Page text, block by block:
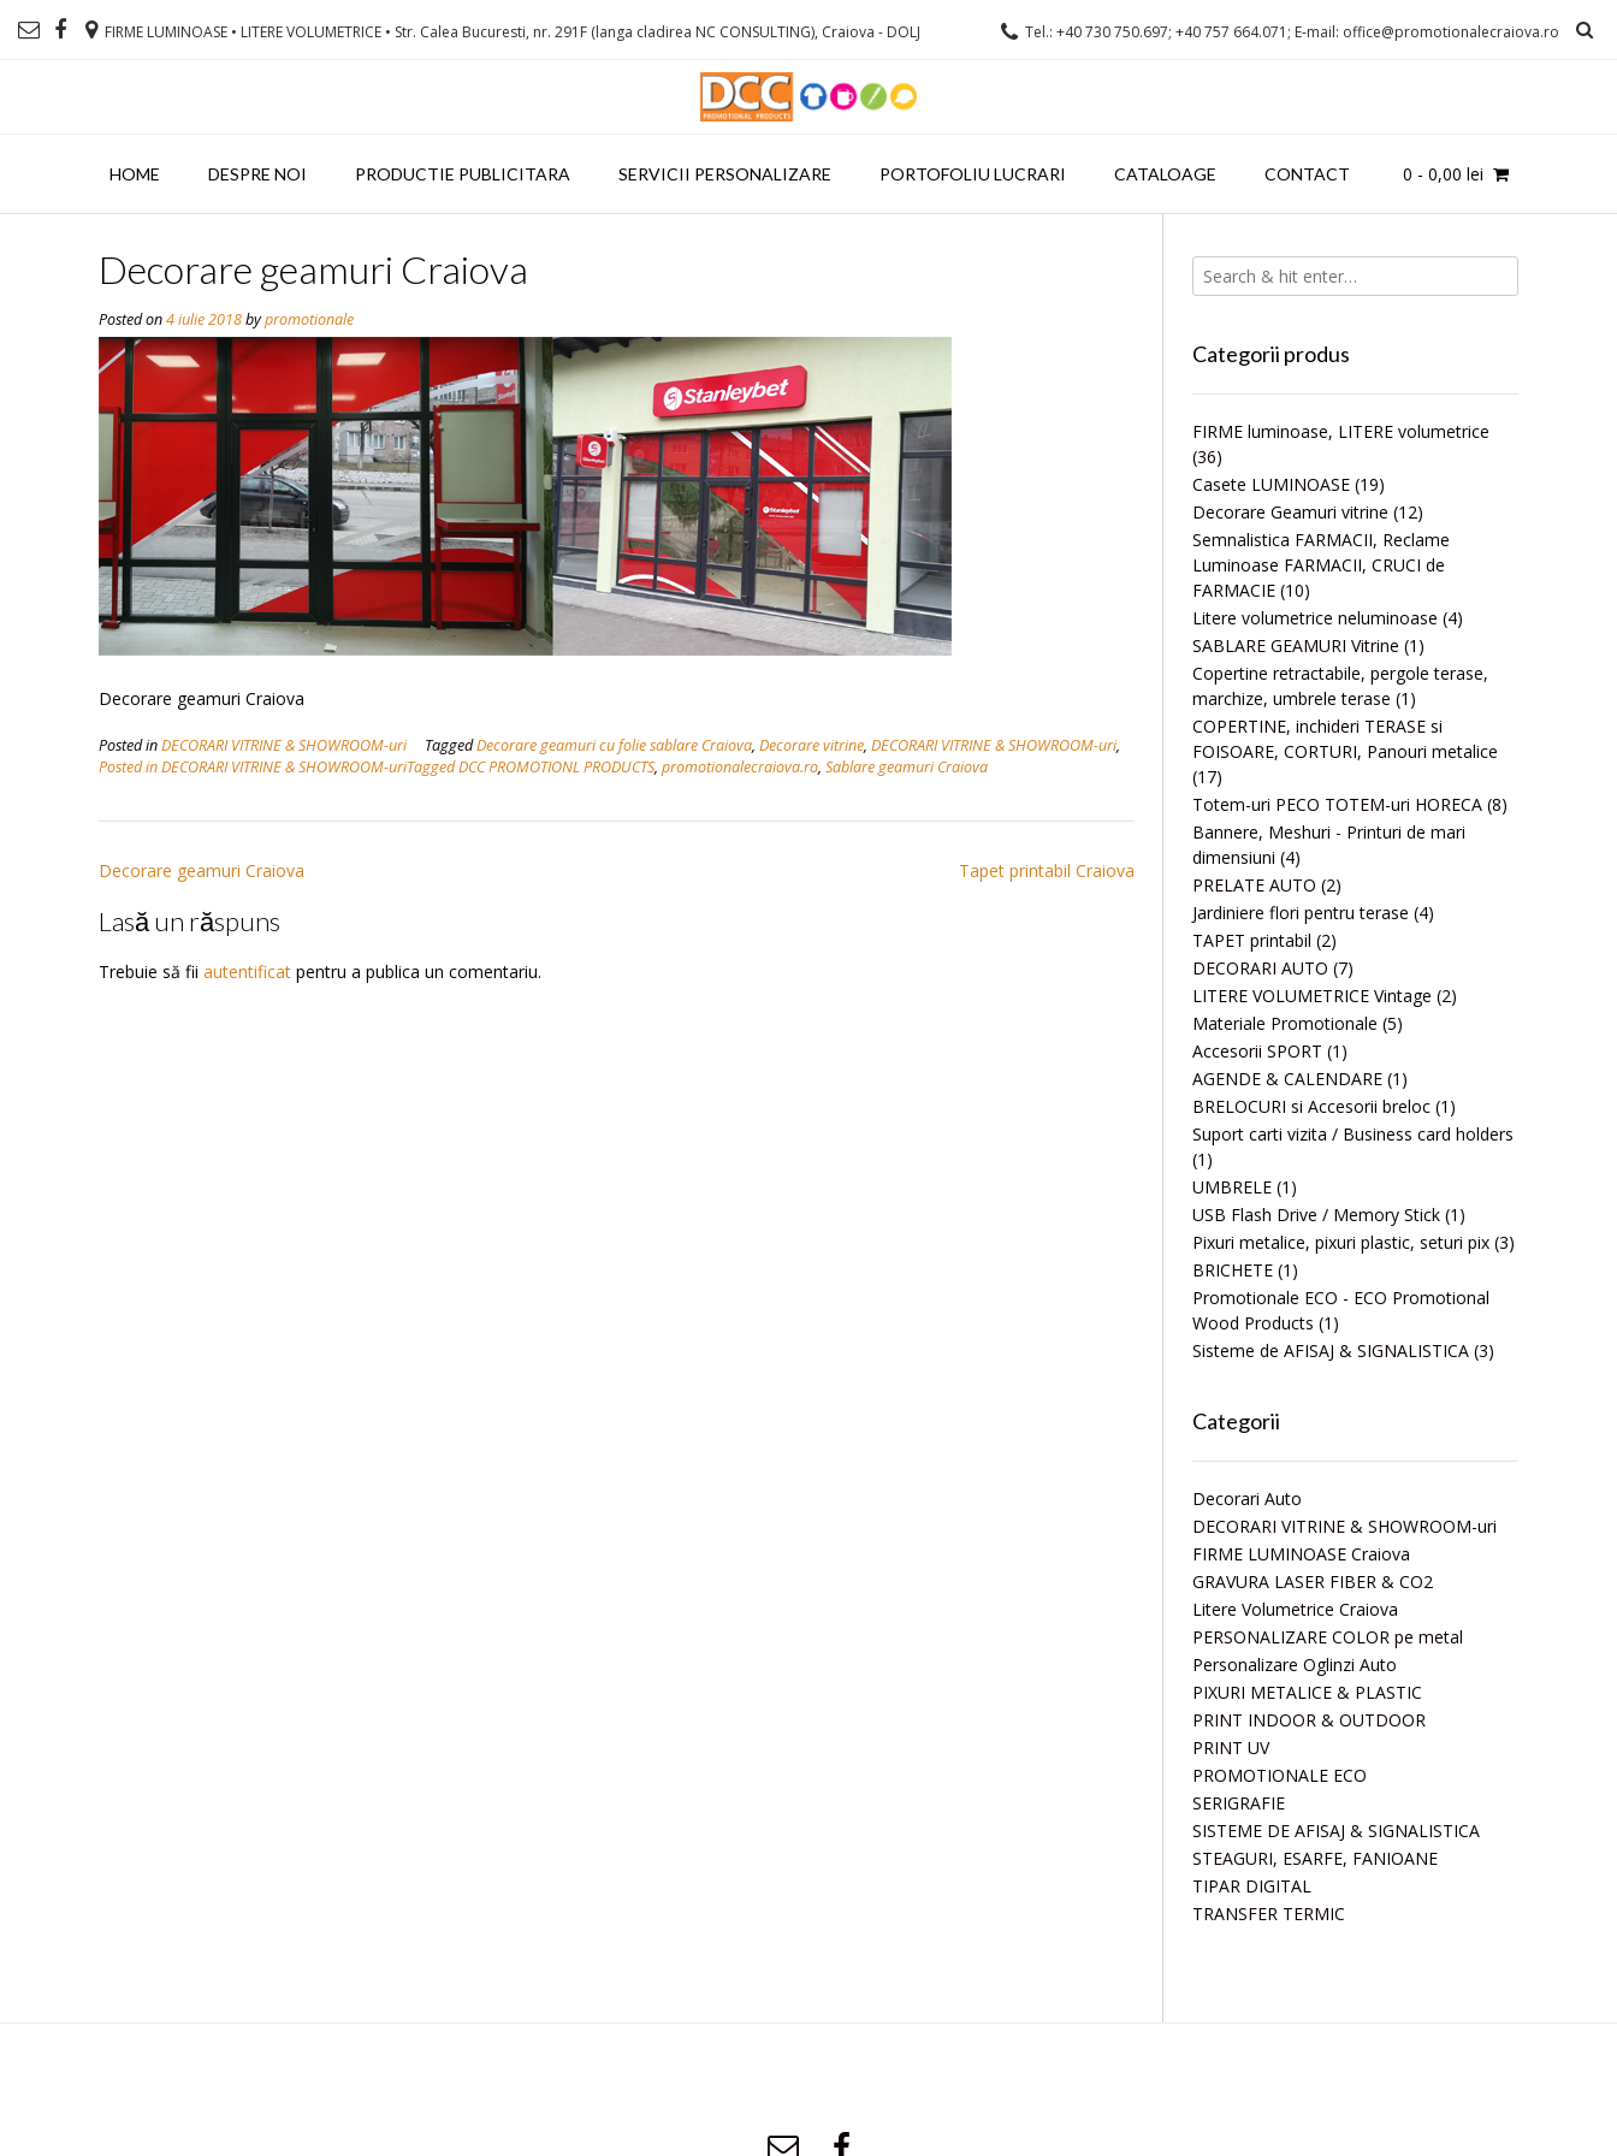
FIRME LUMINOASE • LITERE VOLUMETRICE • Str. Calea Bucuresti, nr. 291F (langa cladirea NC CONSULTING), Craiova - DOLJ Tel.: +40 730 750.697; +40 757 664.071; E-mail: office@promotionalecraiova.ro
HOME DESPRE NOI PRODUCTIE PUBLICITARA SERVICII PERSONALIZARE PORTOFOLIU LUCRARI CATALOAGE CONTACT 0 - 0,00 lei
Decorare geamuri Craiova
Posted on4 iulie 2018bypromotionale
Decorare geamuri Craiova
Posted inDECORARI VITRINE & SHOWROOM-uri TaggedDecorare geamuri cu folie sablare Craiova, Decorare vitrine, DECORARI VITRINE & SHOWROOM-uri,
Posted in DECORARI VITRINE & SHOWROOM-uriTagged DCC PROMOTIONL PRODUCTS, promotionalecraiova.ro, Sablare geamuri Craiova
Navigare
în
articole
Decorare geamuri Craiova Tapet printabil Craiova
Lasă un răspuns
Trebuie să fii autentificat pentru a publica un comentariu.
Categorii produs
FIRME luminoase, LITERE volumetrice
(36)
Casete LUMINOASE (19)
Decorare Geamuri vitrine (12)
Semnalistica FARMACII, Reclame
Luminoase FARMACII, CRUCI de
FARMACIE (10)
Litere volumetrice neluminoase (4)
SABLARE GEAMURI Vitrine (1)
Copertine retractabile, pergole terase,
marchize, umbrele terase (1)
COPERTINE, inchideri TERASE si
FOISOARE, CORTURI, Panouri metalice
(17)
Totem-uri PECO TOTEM-uri HORECA (8)
Bannere, Meshuri - Printuri de mari
dimensiuni (4)
PRELATE AUTO (2)
Jardiniere flori pentru terase (4)
TAPET printabil (2)
DECORARI AUTO (7)
LITERE VOLUMETRICE Vintage (2)
Materiale Promotionale (5)
Accesorii SPORT (1)
AGENDE & CALENDARE (1)
BRELOCURI si Accesorii breloc (1)
Suport carti vizita / Business card holders
(1)
UMBRELE (1)
USB Flash Drive / Memory Stick (1)
Pixuri metalice, pixuri plastic, seturi pix (3)
BRICHETE (1)
Promotionale ECO - ECO Promotional
Wood Products (1)
Sisteme de AFISAJ & SIGNALISTICA (3)
Categorii
Decorari Auto
DECORARI VITRINE & SHOWROOM-uri
FIRME LUMINOASE Craiova
GRAVURA LASER FIBER & CO2
Litere Volumetrice Craiova
PERSONALIZARE COLOR pe metal
Personalizare Oglinzi Auto
PIXURI METALICE & PLASTIC
PRINT INDOOR & OUTDOOR
PRINT UV
PROMOTIONALE ECO
SERIGRAFIE
SISTEME DE AFISAJ & SIGNALISTICA
STEAGURI, ESARFE, FANIOANE
TIPAR DIGITAL
TRANSFER TERMIC